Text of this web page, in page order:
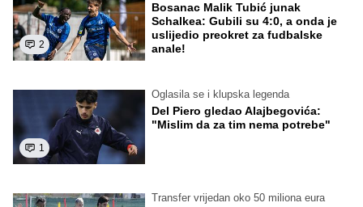
2
Bosanac Malik Tubić junak
Schalkea: Gubili su 4:0, a onda je
uslijedio preokret za fudbalske
anale!
1
Oglasila se i klupska legenda
Del Piero gledao Alajbegovića:
"Mislim da za tim nema potrebe"
Transfer vrijedan oko 50 miliona eura